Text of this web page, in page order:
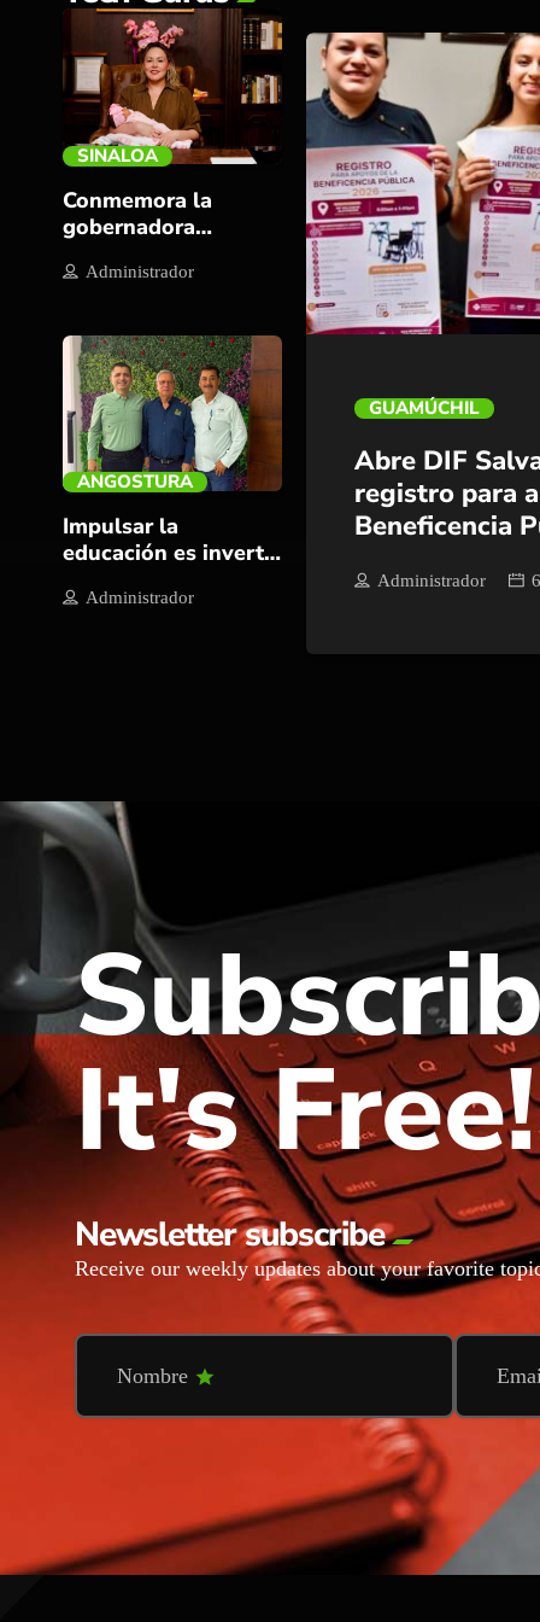
trending_flat
SINALOA
Conmemora la
gobernadora
Mundial de la
Administrador
trending_flat
ANGOSTURA
Impulsar la
educación es invertir
Angostura: “Capy”
Administrador
GUAMÚCHIL
Abre DIF
registro para
Beneficencia
Administrador
It's Free!
Newsletter subscribe
Receive our weekly updates about your favorite
Nombre star